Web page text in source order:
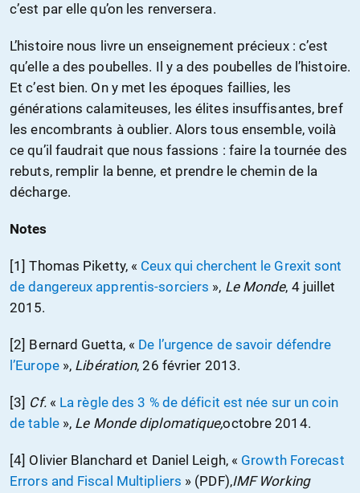
c’est par elle qu’on les renversera.
L’histoire nous livre un enseignement précieux : c’est
qu’elle a des poubelles. Il y a des poubelles de l’histoire.
Et c’est bien. On y met les époques faillies, les
générations calamiteuses, les élites insuffisantes, bref
les encombrants à oublier. Alors tous ensemble, voilà
ce qu’il faudrait que nous fassions : faire la tournée des
rebuts, remplir la benne, et prendre le chemin de la
décharge.
Notes
[1] Thomas Piketty, « Ceux qui cherchent le Grexit sont
de dangereux apprentis-sorciers », Le Monde, 4 juillet
2015.
[2] Bernard Guetta, « De l’urgence de savoir défendre
l’Europe», Libération, 26 février 2013.
[3] Cf.« La règle des 3 % de déficit est née sur un coin
de table», Le Monde diplomatique,octobre 2014.
[4] Olivier Blanchard et Daniel Leigh, « Growth Forecast
Errors and Fiscal Multipliers » (PDF),IMF Working